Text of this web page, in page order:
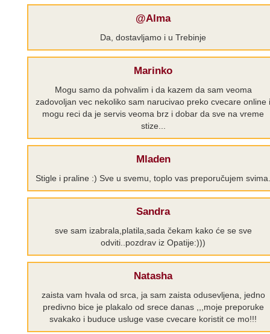
@Alma
Da, dostavljamo i u Trebinje
Marinko
Mogu samo da pohvalim i da kazem da sam veoma
zadovoljan vec nekoliko sam narucivao preko cvecare online i
mogu reci da je servis veoma brz i dobar da sve na vreme
stize...
Mladen
Stigle i praline :) Sve u svemu, toplo vas preporučujem svima.
Sandra
sve sam izabrala,platila,sada čekam kako će se sve
odviti..pozdrav iz Opatije:)))
Natasha
zaista vam hvala od srca, ja sam zaista odusevljena, jedno
predivno bice je plakalo od srece danas ,,,moje preporuke
svakako i buduce usluge vase cvecare koristit ce mo!!!